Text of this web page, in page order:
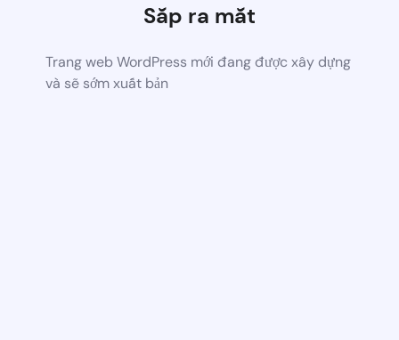
Sắp ra mắt
Trang web WordPress mới đang được xây dựng
và sẽ sớm xuất bản